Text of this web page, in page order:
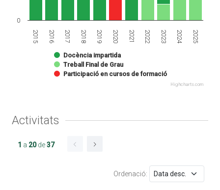
Docència impartida
Treball Final de Grau
Participació en cursos de formació
2015 2016 2017 2018 2019 2020 2021 2022 2023 2024 2025
0
Highcharts.com
Activitats
1 a 20de37
Ordenació: